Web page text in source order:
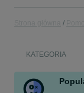
KATEGORIA